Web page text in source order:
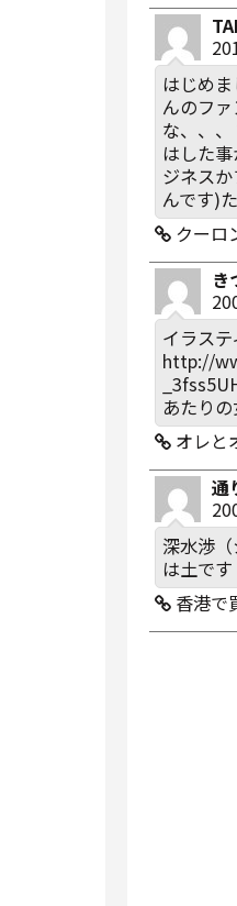
はじめ
んのフ
な、、
はした
ジネス
んです)
クーロ
き
イラス
http://
あたり
オレと
通
深水渉
は土です
香港で